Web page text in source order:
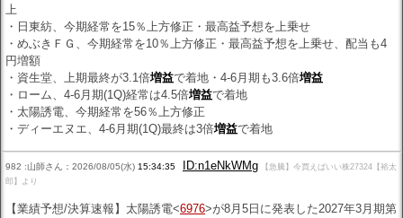
上
・日東紡、今期経常を15％上方修正・最高益予想を上乗せ
・めぶきＦＧ、今期経常を10％上方修正・最高益予想を上乗せ、配当も4
円増額
・資生堂、上期最終が3.1倍増益で着地・4-6月期も3.6倍増益
・ローム、4-6月期(1Q)経常は4.5倍増益で着地
・太陽誘電、今期経常を56％上方修正
・ディーエヌエ、4-6月期(1Q)最終は3倍増益で着地
982 :山師さん：2026/08/05(水) 15:34:35 ID:n1eNkWMg
【急騰】今買えばいい株27324【裕太
郎】より
【業績予想/決算速報】太陽誘電<6976>が8月5日に発表した2027年3月期第